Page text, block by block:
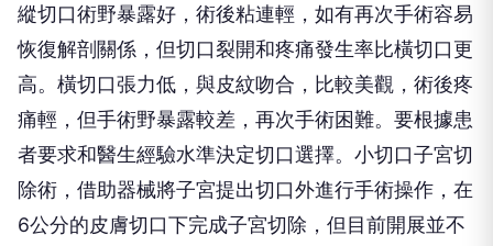
縱切口術野暴露好，術後粘連輕，如有再次手術容易
恢復解剖關係，但切口裂開和疼痛發生率比橫切口更
高。橫切口張力低，與皮紋吻合，比較美觀，術後疼
痛輕，但手術野暴露較差，再次手術困難。要根據患
者要求和醫生經驗水準決定切口選擇。小切口子宮切
除術，借助器械將子宮提出切口外進行手術操作，在
6公分的皮膚切口下完成子宮切除，但目前開展並不